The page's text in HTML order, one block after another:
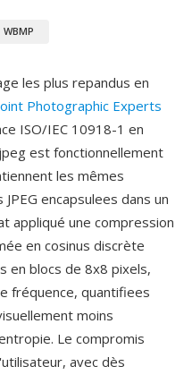
WBMP
les plus repandus en
Photographic Experts
ISO/IEC 10918-1 en
est fonctionnellement
les mêmes
encapsulees dans un
appliqué une compression
en cosinus discrète
en blocs de 8x8 pixels,
fréquence, quantifiees
moins
Le compromis
avec dès